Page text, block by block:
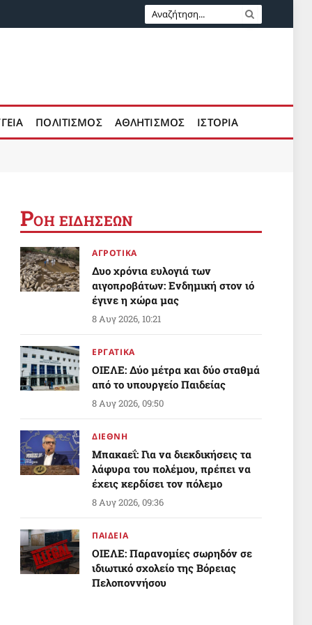
ΠΟΛΙΤΙΣΜΟΣ ΑΘΛΗΤΙΣΜΟΣ ΙΣΤΟΡΙΑ
ΡΟΗ ΕΙΔΗΣΕΩΝ
ΑΓΡΟΤΙΚΑ
Δυο χρόνια ευλογιά των
αιγοπροβάτων: Ενδημική στον ιό
έγινε η χώρα μας
8 Αυγ 2026, 10:21
ΕΡΓΑΤΙΚΑ
ΟΙΕΛΕ: Δύο μέτρα και δύο σταθμά
από το υπουργείο Παιδείας
8 Αυγ 2026, 09:50
ΔΙΕΘΝΗ
Μπακαεΐ: Για να διεκδικήσεις τα
λάφυρα του πολέμου, πρέπει να
έχεις κερδίσει τον πόλεμο
8 Αυγ 2026, 09:36
ΠΑΙΔΕΙΑ
ΟΙΕΛΕ: Παρανομίες σωρηδόν σε
ιδιωτικό σχολείο της Βόρειας
Πελοποννήσου